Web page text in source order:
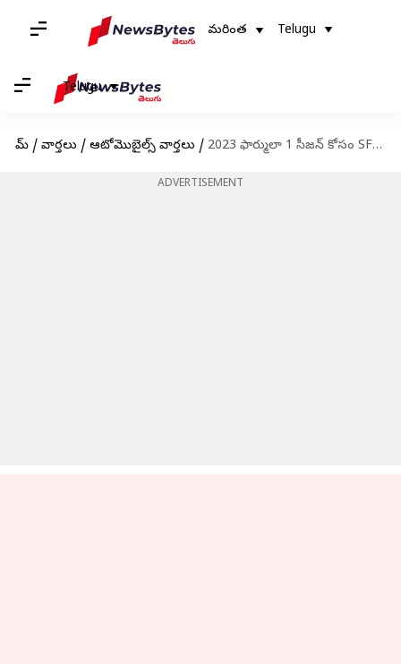
మరింత Telugu
Telugu
హోమ్ / వార్తలు / ఆటోమొబైల్స్ వార్తలు / 2023 ఫార్ములా 1 సీజన్ కోసం SF-23 రేస్ కారును ప్రదర్శిస్తున్న ఫెరారీ
ADVERTISEMENT